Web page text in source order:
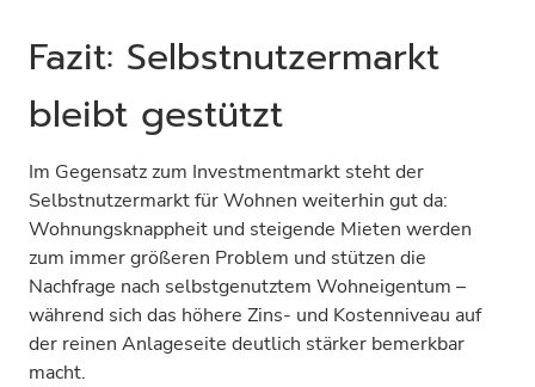
Fazit: Selbstnutzermarkt
bleibt gestützt
Im Gegensatz zum Investmentmarkt steht der
Selbstnutzermarkt für Wohnen weiterhin gut da:
Wohnungsknappheit und steigende Mieten werden
zum immer größeren Problem und stützen die
Nachfrage nach selbstgenutztem Wohneigentum –
während sich das höhere Zins- und Kostenniveau auf
der reinen Anlageseite deutlich stärker bemerkbar
macht.